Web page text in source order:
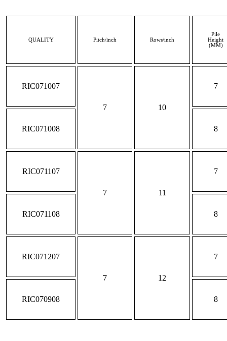
QUALITY Pitch/inch Rows/inch
Pile
Height
(MM)
RIC071007
7 10
7
RIC071008 8
RIC071107
7 11
7
RIC071108 8
RIC071207
7 12
7
RIC070908 8